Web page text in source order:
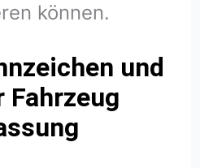
können.
und
Fahrzeug